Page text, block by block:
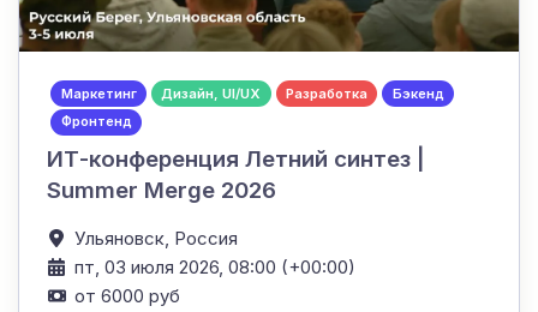
Маркетинг Дизайн, UI/UX Разработка
Бэкенд
Фронтенд
ИТ-конференция Летний синтез |
Summer Merge 2026
Ульяновск, Россия
пт, 03 июля 2026, 08:00 (+00:00)
от 6000 руб